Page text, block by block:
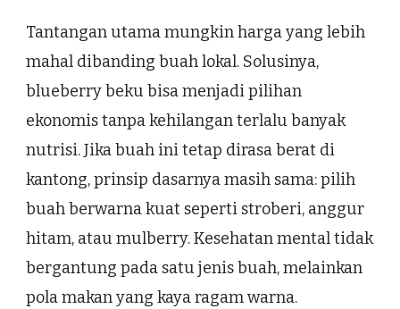
Tantangan utama mungkin harga yang lebih
mahal dibanding buah lokal. Solusinya,
blueberry beku bisa menjadi pilihan
ekonomis tanpa kehilangan terlalu banyak
nutrisi. Jika buah ini tetap dirasa berat di
kantong, prinsip dasarnya masih sama: pilih
buah berwarna kuat seperti stroberi, anggur
hitam, atau mulberry. Kesehatan mental tidak
bergantung pada satu jenis buah, melainkan
pola makan yang kaya ragam warna.